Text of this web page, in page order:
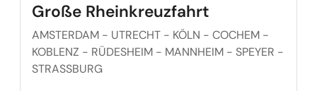
Große Rheinkreuzfahrt
AMSTERDAM - UTRECHT - KÖLN - COCHEM -
KOBLENZ - RÜDESHEIM - MANNHEIM - SPEYER -
STRASSBURG